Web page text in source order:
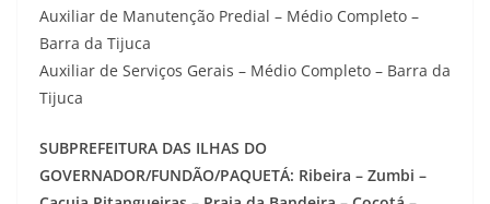
Auxiliar de Manutenção Predial – Médio Completo –
Barra da Tijuca
Auxiliar de Serviços Gerais – Médio Completo – Barra da
Tijuca
SUBPREFEITURA DAS ILHAS DO
GOVERNADOR/FUNDÃO/PAQUETÁ: Ribeira – Zumbi –